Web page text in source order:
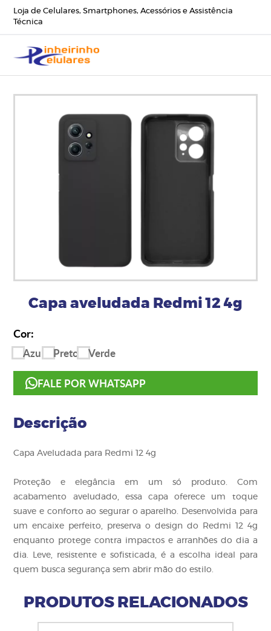
Loja de Celulares, Smartphones, Acessórios e Assistência
Técnica
Capa aveludada Redmi 12 4g
Cor:
Azul Preto Verde
FALE POR WHATSAPP
Descrição
Capa Aveludada para Redmi 12 4g
Proteção e elegância em um só produto. Com
acabamento aveludado, essa capa oferece um toque
suave e conforto ao segurar o aparelho. Desenvolvida para
um encaixe perfeito, preserva o design do Redmi 12 4g
enquanto protege contra impactos e arranhões do dia a
dia. Leve, resistente e sofisticada, é a escolha ideal para
quem busca segurança sem abrir mão do estilo.
PRODUTOS RELACIONADOS